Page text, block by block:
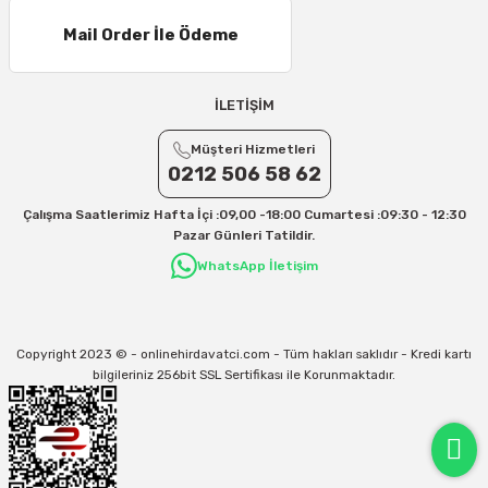
21 – 25 Desi/Kg= 357,90 TL-- 397,40 TL
Yurtiçi Kargo için 30 Desi sonrası her +1 Desi: 13 TL
Aras Kargo için 30 Desi sonrası her +1 Desi: 17 TL
Kargo ve teslimat süreçleriyle ilgili tüm sorularınız için bizimle iletişime
31/12/2026 Tarihine Kadar Geçerlidir
Mail Order İle Ödeme
İLETİŞİM
Müşteri Hizmetleri
0212 506 58 62
Çalışma Saatlerimiz Hafta İçi :09,00 -18:00 Cumartesi :09:30 - 12:30
Pazar Günleri Tatildir.
WhatsApp İletişim
Copyright 2023 © - onlinehirdavatci.com - Tüm hakları saklıdır - Kredi kartı
bilgileriniz 256bit SSL Sertifikası ile Korunmaktadır.